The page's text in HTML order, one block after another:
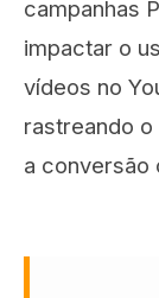
campanhas
impactar o
vídeos no
rastreando
a conversão